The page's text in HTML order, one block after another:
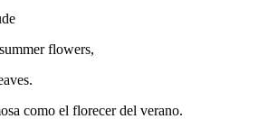
flowers,
como el florecer del verano.